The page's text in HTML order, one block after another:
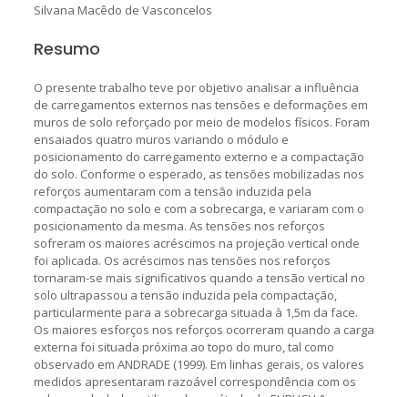
Silvana Macêdo de Vasconcelos
Resumo
O presente trabalho teve por objetivo analisar a influência
de carregamentos externos nas tensões e deformações em
muros de solo reforçado por meio de modelos físicos. Foram
ensaiados quatro muros variando o módulo e
posicionamento do carregamento externo e a compactação
do solo. Conforme o esperado, as tensões mobilizadas nos
reforços aumentaram com a tensão induzida pela
compactação no solo e com a sobrecarga, e variaram com o
posicionamento da mesma. As tensões nos reforços
sofreram os maiores acréscimos na projeção vertical onde
foi aplicada. Os acréscimos nas tensões nos reforços
tornaram-se mais significativos quando a tensão vertical no
solo ultrapassou a tensão induzida pela compactação,
particularmente para a sobrecarga situada à 1,5m da face.
Os maiores esforços nos reforços ocorreram quando a carga
externa foi situada próxima ao topo do muro, tal como
observado em ANDRADE (1999). Em linhas gerais, os valores
medidos apresentaram razoável correspondência com os